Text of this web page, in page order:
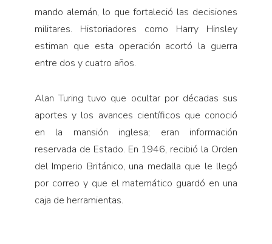
mando alemán, lo que fortaleció las decisiones
militares. Historiadores como Harry Hinsley
estiman que esta operación acortó la guerra
entre dos y cuatro años.
Alan Turing tuvo que ocultar por décadas sus
aportes y los avances científicos que conoció
en la mansión inglesa; eran información
reservada de Estado. En 1946, recibió la Orden
del Imperio Británico, una medalla que le llegó
por correo y que el matemático guardó en una
caja de herramientas.